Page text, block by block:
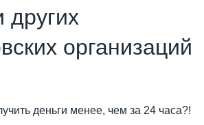
организаций
деньги менее, чем за 24 часа?!